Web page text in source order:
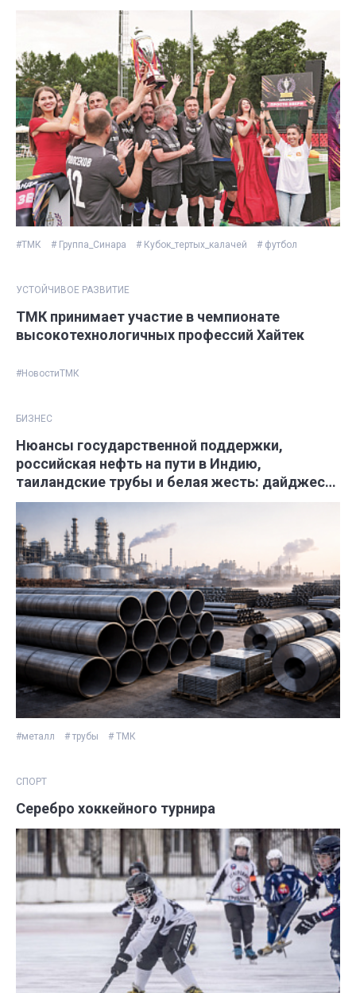
#ТМК # Группа_Синара # Кубок_тертых_калачей # футбол
УСТОЙЧИВОЕ РАЗВИТИЕ
ТМК принимает участие в чемпионате
высокотехнологичных профессий Хайтек
#НовостиТМК
БИЗНЕС
Нюансы государственной поддержки,
российская нефть на пути в Индию,
таиландские трубы и белая жесть: дайджест
трубных новостей
#металл # трубы # ТМК
СПОРТ
Серебро хоккейного турнира